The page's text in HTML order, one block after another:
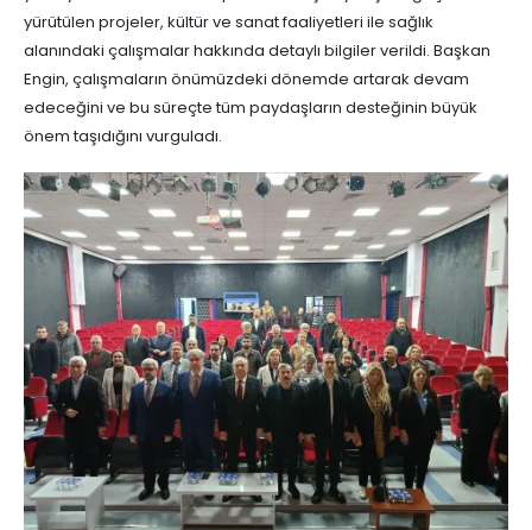
yürütülen projeler, kültür ve sanat faaliyetleri ile sağlık
alanındaki çalışmalar hakkında detaylı bilgiler verildi. Başkan
Engin, çalışmaların önümüzdeki dönemde artarak devam
edeceğini ve bu süreçte tüm paydaşların desteğinin büyük
önem taşıdığını vurguladı.